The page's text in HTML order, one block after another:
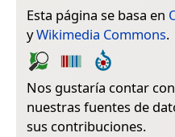
Esta página se basa en
yWikimedia Commons.
Nos gustaría contar
nuestras fuentes de
sus contribuciones.